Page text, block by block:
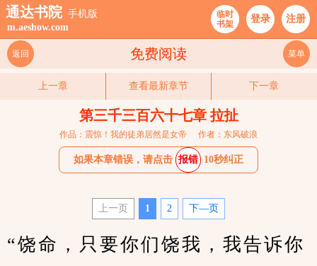
通达书院 手机版
m.aeshow.com
临时
书架
登录 注册
免费阅读
返回 菜单
上一章 查看最新章节 下一章
第三千三百六十七章 拉扯
作品：震惊！我的徒弟居然是女帝 作者：东风破浪
如果本章错误，请点击 报错 10秒纠正
上一页 1 2 下—页
“饶命，只要你们饶我，我告诉你